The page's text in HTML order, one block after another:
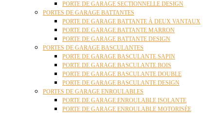
PORTE DE GARAGE SECTIONNELLE DESIGN
PORTES DE GARAGE BATTANTES
PORTE DE GARAGE BATTANTE À DEUX VANTAUX
PORTE DE GARAGE BATTANTE MARRON
PORTE DE GARAGE BATTANTE DESIGN
PORTES DE GARAGE BASCULANTES
PORTE DE GARAGE BASCULANTE SAPIN
PORTE DE GARAGE BASCULANTE BOIS
PORTE DE GARAGE BASCULANTE DOUBLE
PORTE DE GARAGE BASCULANTE DESIGN
PORTES DE GARAGE ENROULABLES
PORTE DE GARAGE ENROULABLE ISOLANTE
PORTE DE GARAGE ENROULABLE MOTORISÉE